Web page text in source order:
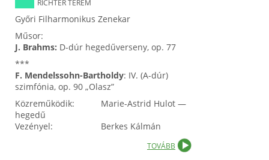
RICHTER TEREM
Győri Filharmonikus Zenekar
Műsor:
J. Brahms: D-dúr hegedűverseny, op. 77
***
F. Mendelssohn-Bartholdy: IV. (A-dúr)
szimfónia, op. 90 „Olasz”
Közreműködik: Marie-Astrid Hulot —
hegedű
Vezényel: Berkes Kálmán
TOVÁBB